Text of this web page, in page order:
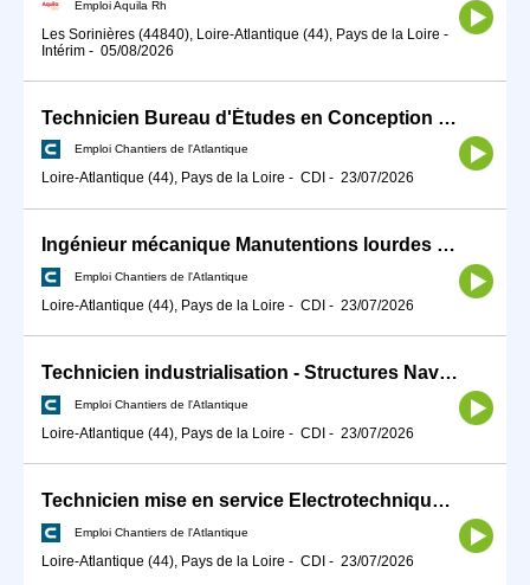
Emploi Aquila Rh
Les Sorinières (44840), Loire-Atlantique (44), Pays de la Loire -
Intérim - 05/08/2026
Technicien Bureau d'Études en Conception Mécanique H/F
Emploi Chantiers de l'Atlantique
Loire-Atlantique (44), Pays de la Loire - CDI - 23/07/2026
Ingénieur mécanique Manutentions lourdes confirmé H/F
Emploi Chantiers de l'Atlantique
Loire-Atlantique (44), Pays de la Loire - CDI - 23/07/2026
Technicien industrialisation - Structures Navales H/F
Emploi Chantiers de l'Atlantique
Loire-Atlantique (44), Pays de la Loire - CDI - 23/07/2026
Technicien mise en service Electrotechnique H/F
Emploi Chantiers de l'Atlantique
Loire-Atlantique (44), Pays de la Loire - CDI - 23/07/2026